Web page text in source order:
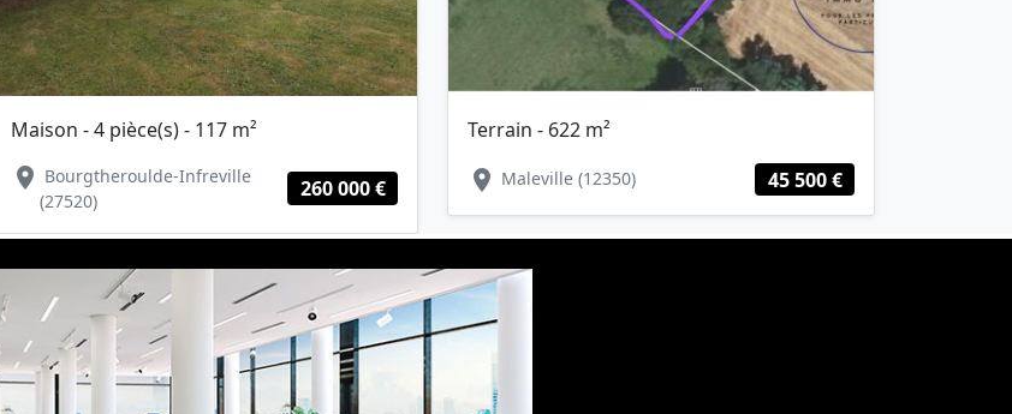
Maison - 4 pièce(s) - 117 m²
location_on Bourgtheroulde-Infreville
(27520)
260 000 €
Terrain - 622 m²
location_on Maleville (12350) 45 500 €